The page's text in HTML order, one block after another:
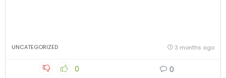
UNCATEGORIZED 3 months ago
0 0